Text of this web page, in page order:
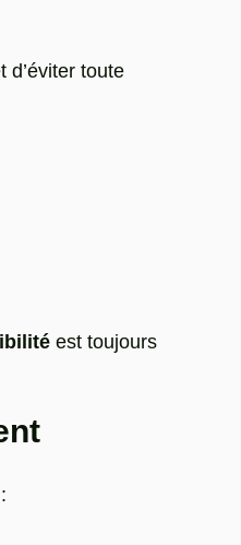
d’éviter toute
est toujours